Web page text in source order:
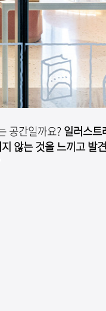
공간일까요? 일러스트
않는 것을 느끼고 발